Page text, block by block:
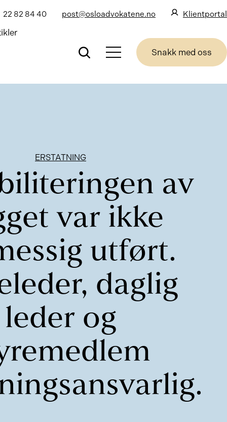
22 82 84 40 post@osloadvokatene.no Klientportal
Snakk med oss
ERSTATNING
av
var ikke
utført.
daglig
leder og